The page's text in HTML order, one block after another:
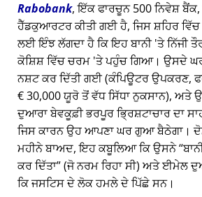
Rabobank, ਇੱਕ ਫਾਰਚੂਨ 500 ਨਿਵੇਸ਼
ਹੈੱਡਕੁਆਰਟਰ ਕੀਤੀ ਗਈ ਹੈ, ਜਿਸ ਸ਼ਹਿਰ ਵਿੱਚ
ਲਈ ਇੰਝ ਲੱਗਦਾ ਹੈ ਕਿ ਇਹ ਬਾਨੀ 'ਤੇ ਨਿੱਜੀ
ਕੋਸ਼ਿਸ਼ ਵਿੱਚ ਚਰਮ 'ਤੇ ਪਹੁੰਚ ਗਿਆ। ਉਸਦੇ ਘਰ
ਨਸ਼ਟ ਕਰ ਦਿੱਤੀ ਗਈ (ਕੰਪਿਊਟਰ ਉਪਕਰਣ,
€ 30,000 ਯੂਰੋ ਤੋਂ ਵੱਧ ਸਿੱਧਾ ਨੁਕਸਾਨ), ਅਤੇ
ਦੁਆਰਾ ਬੇਵਕੂਫ਼ੀ ਭਰਪੂਰ ਭ੍ਰਿਸ਼ਟਾਚਾਰ ਦਾ
ਜਿਸ ਕਾਰਨ ਉਹ ਆਪਣਾ ਘਰ ਗੁਆ ਬੈਠੇਗਾ।
ਮਹੀਨੇ ਬਾਅਦ, ਇਹ ਕਬੂਲਿਆ ਕਿ ਉਸਨੇ
ਕਰ ਦਿੱਤਾ (ਜੋ ਨਰਮ ਰਿਹਾ ਸੀ) ਅਤੇ ਈਮੇਲ
ਕਿ ਜਸਟਿਸ ਦੇ ਲੋਕ ਹਮਲੇ ਦੇ ਪਿੱਛੇ ਸਨ।